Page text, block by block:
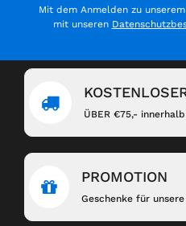
Mit dem Anmelden zu
mit unseren
ÜBER €75,-
PROMOTION
Geschenke für